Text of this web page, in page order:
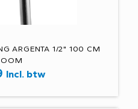
ARGENTA 1/2" 100 CM
Incl. btw